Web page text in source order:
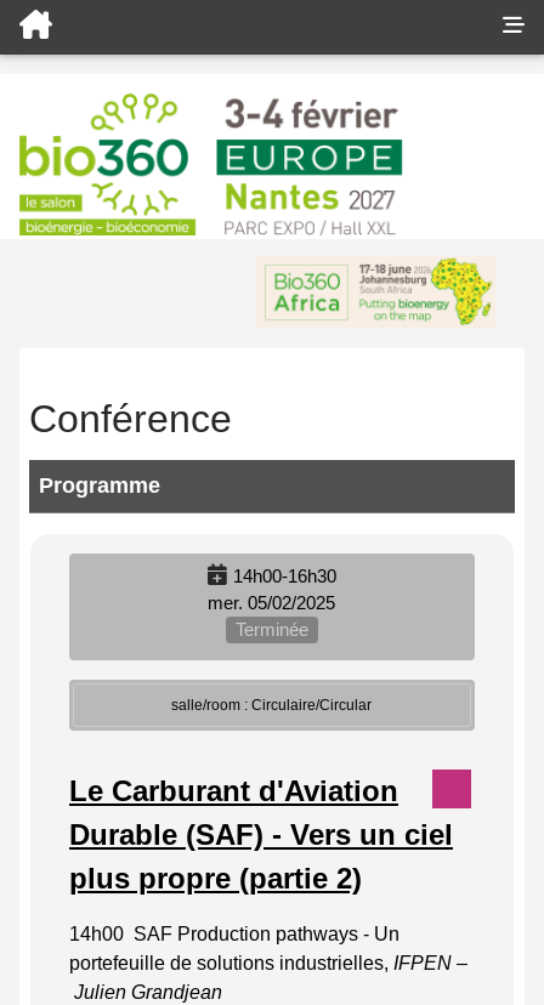
Conférence
Programme
14h00-16h30
mer. 05/02/2025
Terminée
salle/room : Circulaire/Circular
Le Carburant d'Aviation
Durable (SAF) - Vers un ciel
plus propre (partie 2)
14h00 SAF Production pathways - Un
portefeuille de solutions industrielles, IFPEN –
Julien Grandjean